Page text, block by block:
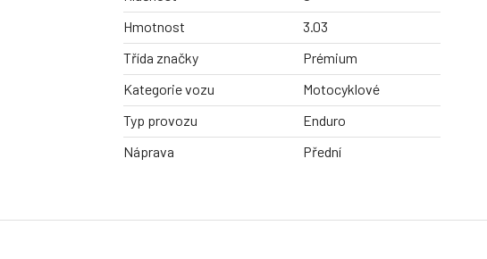
Hmotnost
3.03
Třída značky
Prémium
Kategorie vozu
Motocyklové
Typ provozu
Enduro
Náprava
Přední